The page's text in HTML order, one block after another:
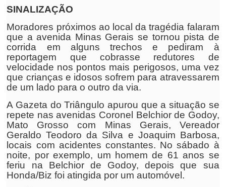
SINALIZAÇÃO
Moradores próximos ao local da tragédia falaram
que a avenida Minas Gerais se tornou pista de
corrida em alguns trechos e pediram à
reportagem que cobrasse redutores de
velocidade nos pontos mais perigosos, uma vez
que crianças e idosos sofrem para atravessarem
de um lado para o outro da via.
A Gazeta do Triângulo apurou que a situação se
repete nas avenidas Coronel Belchior de Godoy,
Mato Grosso com Minas Gerais, Vereador
Geraldo Teodoro da Silva e Joaquim Barbosa,
locais com acidentes constantes. No sábado à
noite, por exemplo, um homem de 61 anos se
feriu na Belchior de Godoy, depois que sua
Honda/Biz foi atingida por um automóvel.